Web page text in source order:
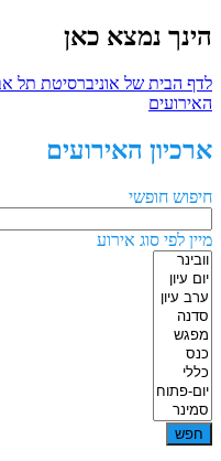
הינך נמצא כאן
לדף הבית של אוניברסיטת תל
האירועים
ארכיון האירועים
חיפוש חופשי
מיין לפי סוג אירוע